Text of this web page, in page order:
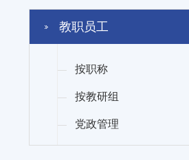
教职员工
按职称
按教研组
党政管理